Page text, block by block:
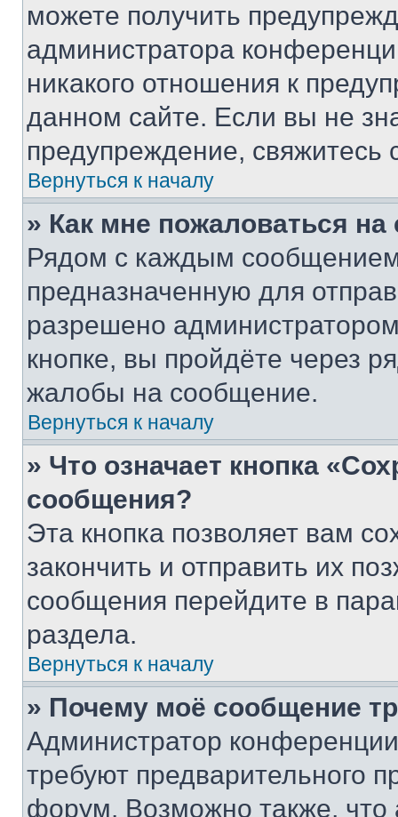
можете получить
администратора
никакого отношения к
данном сайте. Если вы не
предупреждение,
Вернуться к началу
» Как мне пожаловаться
Рядом с каждым сообщением
предназначенную для
разрешено
кнопке, вы пройдёте через
жалобы на сообщение.
Вернуться к началу
» Что означает кнопка
сообщения?
Эта кнопка позволяет вам
закончить и отправить их
сообщения перейдите в
раздела.
Вернуться к началу
» Почему моё сообщение
Администратор
требуют предварительного
форум. Возможно также, что